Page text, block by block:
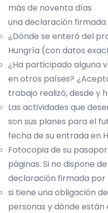
más de noventa días
una declaración
¿Dónde se enteró del
Hungría (con datos
¿Ha participado alguna
en otros países?
trabajo realizó, desde y
Las actividades que
son sus planes para el
fecha de su entrada en
Fotocopia de su
páginas. Si no dispone
declaración firmada por
si tiene una obligación
personas y dónde están